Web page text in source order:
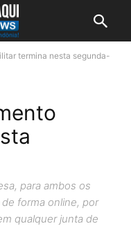
termina nesta segunda-
para ambos os
forma online, por
qualquer junta de